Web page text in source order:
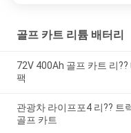
골프 카트 리튬 배터리
72V 400Ah 골프 카트 리
팩
관광차 라이프포4 리?? 트
골프 카트